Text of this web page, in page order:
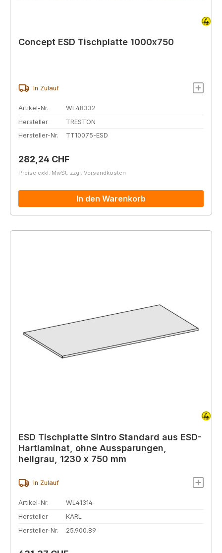
Concept ESD Tischplatte 1000x750
In Zulauf
Artikel-Nr.
WL48332
Hersteller
TRESTON
Hersteller-Nr.
TT10075-ESD
Regulärer Preis:
282,24 CHF
Preise exkl. MwSt. zzgl. Versandkosten
In den Warenkorb
ESD Tischplatte Sintro Standard aus ESD-
Hartlaminat, ohne Aussparungen,
hellgrau, 1230 x 750 mm
In Zulauf
Artikel-Nr.
WL41314
Hersteller
KARL
Hersteller-Nr.
25.900.89